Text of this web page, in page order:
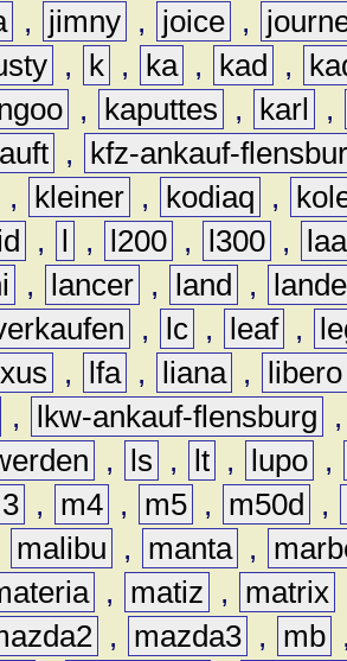
, jimny , joice ,
, k , ka , kad ,
, kaputtes , karl
,
,
kfz-ankauf-
, kleiner , kodiaq ,
, l , l200 , l300 ,
, lancer , land ,
, lc , leaf ,
, lfa , liana ,
libero
, lkw-ankauf-flensburg
, ls , lt , lupo ,
, m4 , m5 , m50d ,
malibu , manta ,
, matiz , matrix
, mazda3 , mb